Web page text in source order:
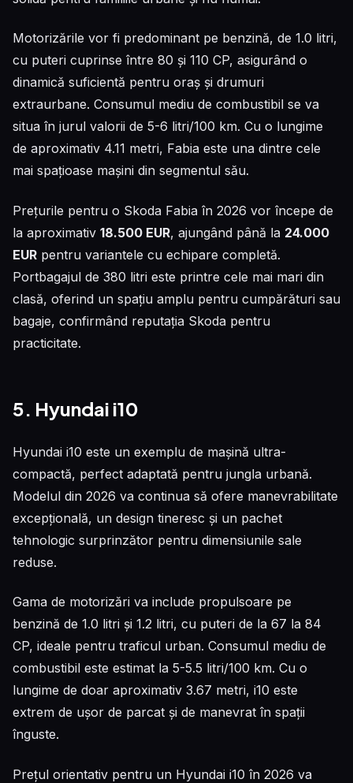
Motorizările vor fi predominant pe benzină, de 1.0 litri,
cu puteri cuprinse între 80 și 110 CP, asigurând o
dinamică suficientă pentru oraș și drumuri
extraurbane. Consumul mediu de combustibil se va
situa în jurul valorii de 5-6 litri/100 km. Cu o lungime
de aproximativ 4.11 metri, Fabia este una dintre cele
mai spațioase mașini din segmentul său.
Prețurile pentru o Skoda Fabia în 2026 vor începe de
la aproximativ 18.500 EUR, ajungând până la 24.000
EUR pentru variantele cu echipare completă.
Portbagajul de 380 litri este printre cele mai mari din
clasă, oferind un spațiu amplu pentru cumpărături sau
bagaje, confirmând reputația Skoda pentru
practicitate.
5. Hyundai i10
Hyundai i10 este un exemplu de mașină ultra-
compactă, perfect adaptată pentru jungla urbană.
Modelul din 2026 va continua să ofere manevrabilitate
excepțională, un design tineresc și un pachet
tehnologic surprinzător pentru dimensiunile sale
reduse.
Gama de motorizări va include propulsoare pe
benzină de 1.0 litri și 1.2 litri, cu puteri de la 67 la 84
CP, ideale pentru traficul urban. Consumul mediu de
combustibil este estimat la 5-5.5 litri/100 km. Cu o
lungime de doar aproximativ 3.67 metri, i10 este
extrem de ușor de parcat și de manevrat în spații
înguste.
Prețul orientativ pentru un Hyundai i10 în 2026 va